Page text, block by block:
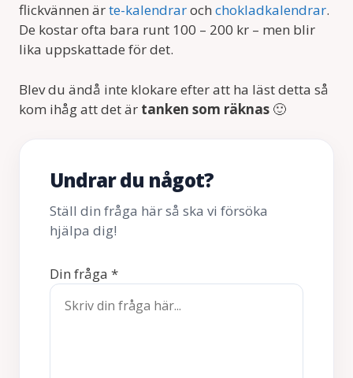
flickvännen ärte-kalendraroch chokladkalendrar.
De kostar ofta bara runt 100 – 200 kr – men blir
lika uppskattade för det.
Blev du ändå inte klokare efter att ha läst detta så
kom ihåg att det är tanken som räknas 🙂
Undrar du något?
Ställ din fråga här så ska vi försöka
hjälpa dig!
Din fråga *